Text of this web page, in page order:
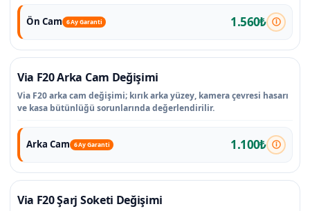
Ön Cam 6 Ay Garanti 1.560₺
Via F20 Arka Cam Değişimi
Via F20 arka cam değişimi; kırık arka yüzey, kamera çevresi hasarı
ve kasa bütünlüğü sorunlarında değerlendirilir.
Arka Cam 6 Ay Garanti 1.100₺
Via F20 Şarj Soketi Değişimi